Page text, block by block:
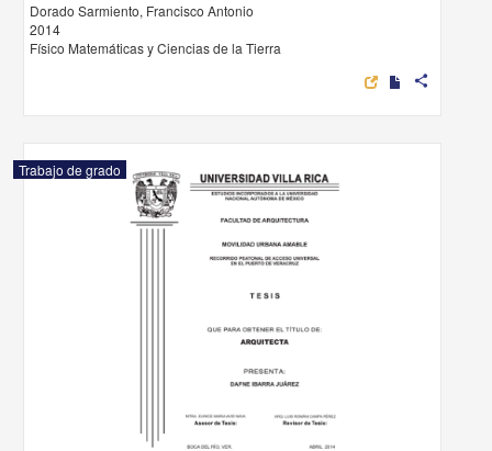
Dorado Sarmiento, Francisco Antonio
2014
Físico Matemáticas y Ciencias de la Tierra
share
Trabajo de grado